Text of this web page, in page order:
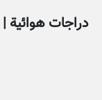
دراجات هوائية